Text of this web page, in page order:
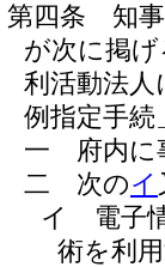
第四条
知
が次に掲
利活動法
例指定手
一
府内
二
次のイ
イ
電子
術を利